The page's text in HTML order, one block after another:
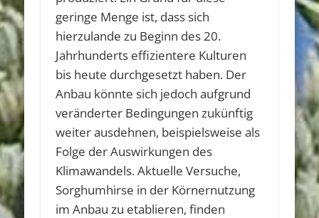
geringe Menge ist, dass sich
hierzulande zu Beginn des 20.
Jahrhunderts effizientere Kulturen
bis heute durchgesetzt haben. Der
Anbau könnte sich jedoch aufgrund
veränderter Bedingungen zukünftig
weiter ausdehnen, beispielsweise als
Folge der Auswirkungen des
Klimawandels. Aktuelle Versuche,
Sorghumhirse in der Körnernutzung
im Anbau zu etablieren, finden